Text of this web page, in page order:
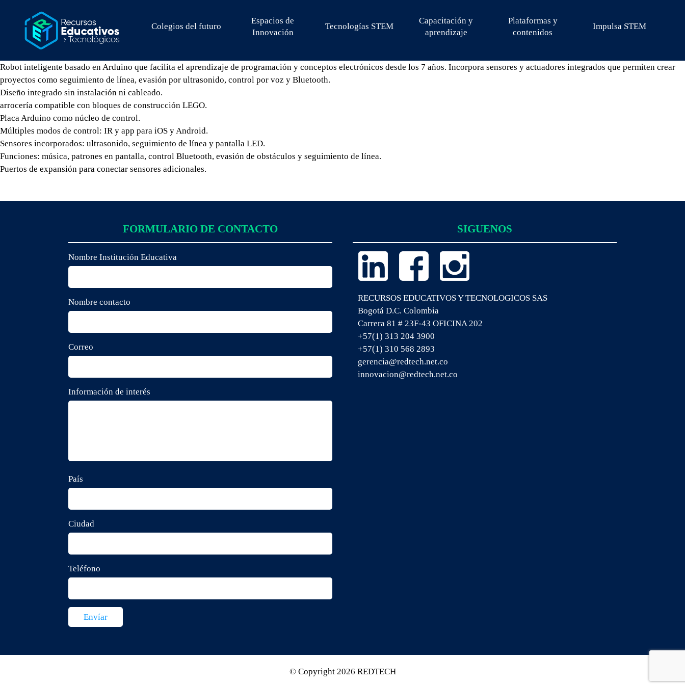
Colegios del futuro
Espacios de
Innovación
Tecnologías STEM
Capacitación y
aprendizaje
Plataformas y
contenidos
Impulsa STEM
Robot inteligente basado en Arduino que facilita el aprendizaje de programación y conceptos electrónicos desde los 7 años. Incorpora sensores y actuadores integrados que permiten crear
proyectos como seguimiento de línea, evasión por ultrasonido, control por voz y Bluetooth.
Diseño integrado sin instalación ni cableado.
arrocería compatible con bloques de construcción LEGO.
Placa Arduino como núcleo de control.
Múltiples modos de control: IR y app para iOS y Android.
Sensores incorporados: ultrasonido, seguimiento de línea y pantalla LED.
Funciones: música, patrones en pantalla, control Bluetooth, evasión de obstáculos y seguimiento de línea.
Puertos de expansión para conectar sensores adicionales.
FORMULARIO DE CONTACTO
Nombre Institución Educativa
Nombre contacto
Correo
Información de interés
País
Ciudad
Teléfono
SIGUENOS
RECURSOS EDUCATIVOS Y TECNOLOGICOS SAS
Bogotá D.C. Colombia
Carrera 81 # 23F-43 OFICINA 202
+57(1) 313 204 3900
+57(1) 310 568 2893
gerencia@redtech.net.co
innovacion@redtech.net.co
© Copyright 2026 REDTECH